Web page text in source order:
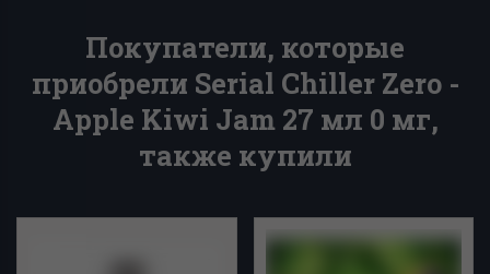
Покупатели, которые
приобрели Serial Chiller Zero -
Apple Kiwi Jam 27 мл 0 мг,
также купили